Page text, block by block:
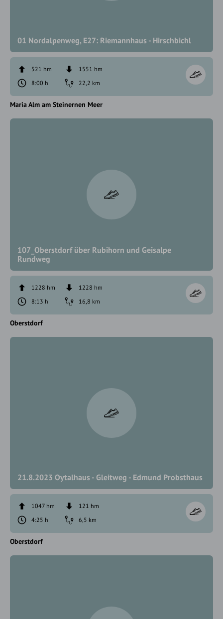
01 Nordalpenweg, E27: Riemannhaus - Hirschbichl
521 hm
1551 hm
8:00 h
22,2 km
Maria Alm am Steinernen Meer
107_Oberstdorf über Rubihorn und Geisalpe
Rundweg
1228 hm
1228 hm
8:13 h
16,8 km
Oberstdorf
21.8.2023 Oytalhaus - Gleitweg - Edmund Probsthaus
1047 hm
121 hm
4:25 h
6,5 km
Oberstdorf